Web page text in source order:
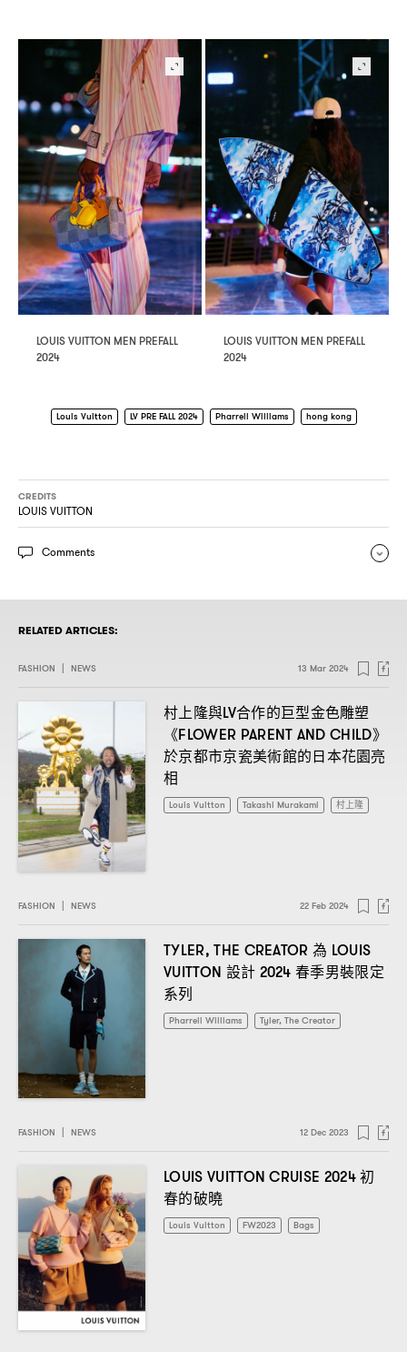
LOUIS VUITTON MEN PREFALL
2024
LOUIS VUITTON MEN PREFALL
2024
Louis Vuitton LV PRE FALL 2024 Pharrell Williams hong kong
CREDITS
LOUIS VUITTON
Comments
RELATED ARTICLES:
FASHION NEWS 13 Mar 2024
村上隆與LV合作的巨型金色雕塑
《FLOWER PARENT AND CHILD》
於京都市京瓷美術館的日本花園亮
相
Louis Vuitton Takashi Murakami 村上隆
FASHION | NEWS 22 Feb 2024
TYLER, THE CREATOR為 LOUIS
VUITTON 設計 2024春季男裝限定
系列
Pharrell Williams Tyler, The Creator
FASHION | NEWS 12 Dec 2023
LOUIS VUITTON CRUISE 2024初
春的破曉
Louis Vuitton FW2023 Bags